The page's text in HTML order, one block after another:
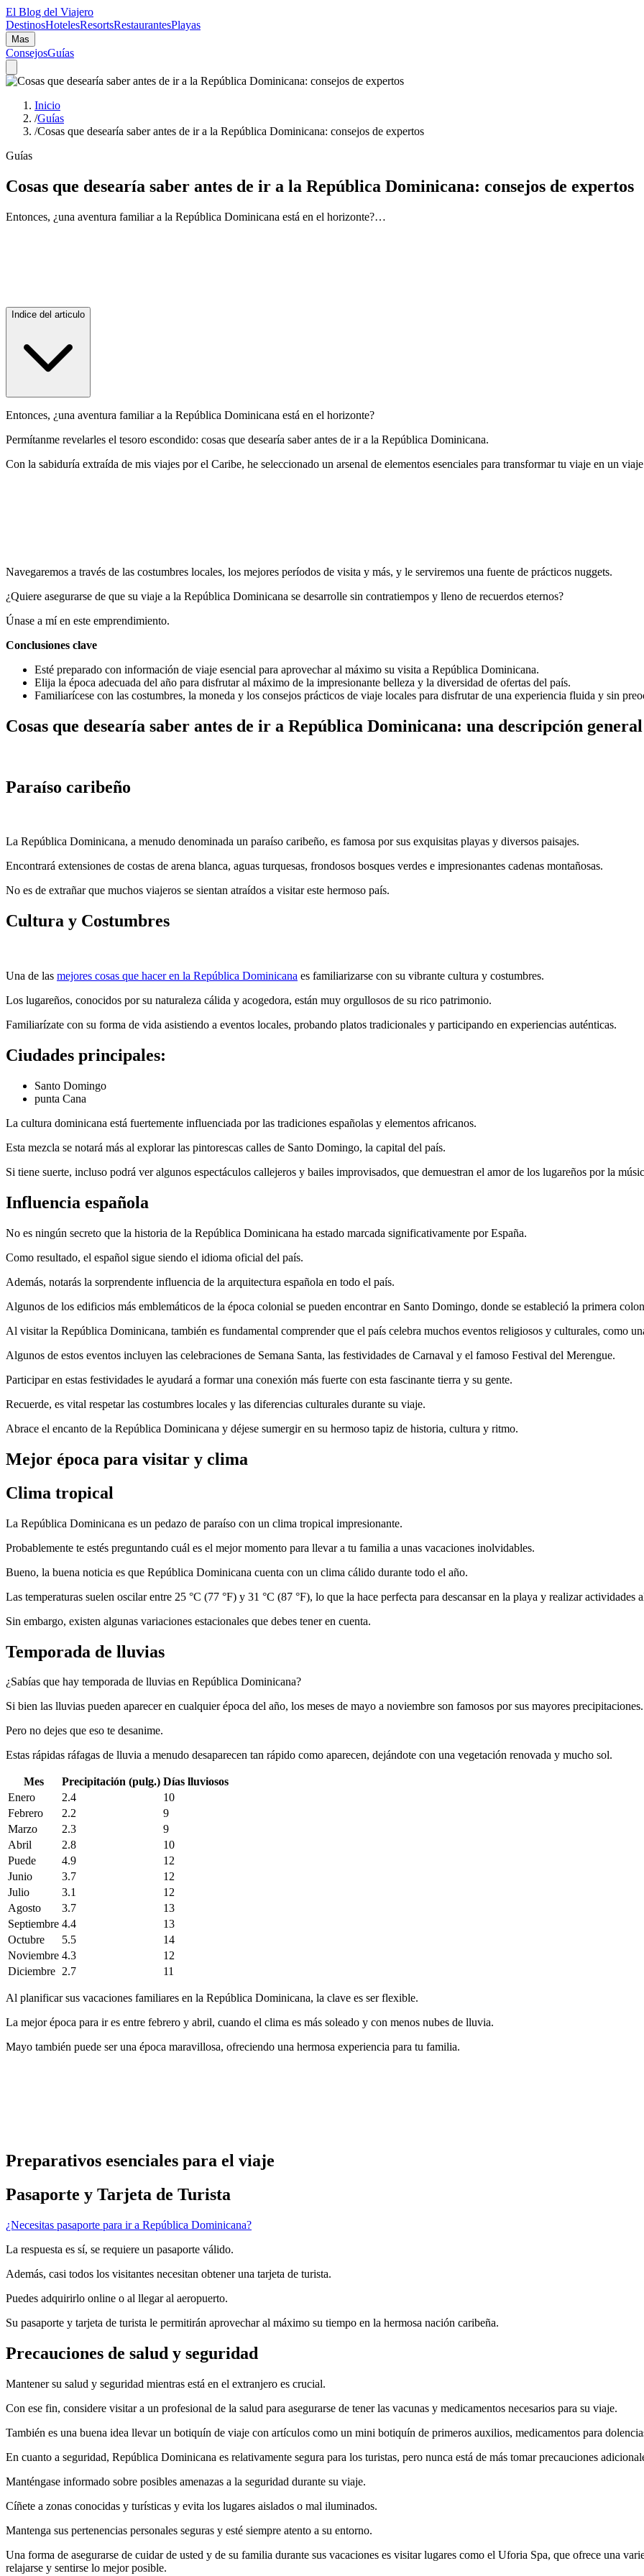
El Blog del Viajero
DestinosHotelesResortsRestaurantesPlayas
Mas
ConsejosGuías
Inicio
/Guías
/Cosas que desearía saber antes de ir a la República Dominicana: consejos de expertos
Guías
Cosas que desearía saber antes de ir a la República Dominicana: consejos de expertos
Entonces, ¿una aventura familiar a la República Dominicana está en el horizonte?…
Indice del articulo
Entonces, ¿una aventura familiar a la República Dominicana está en el horizonte?
Permítanme revelarles el tesoro escondido: cosas que desearía saber antes de ir a la República Dominicana.
Con la sabiduría extraída de mis viajes por el Caribe, he seleccionado un arsenal de elementos esenciales para transformar tu viaje en un
Navegaremos a través de las costumbres locales, los mejores períodos de visita y más, y le serviremos una fuente de prácticos nuggets.
¿Quiere asegurarse de que su viaje a la República Dominicana se desarrolle sin contratiempos y lleno de recuerdos eternos?
Únase a mí en este emprendimiento.
Conclusiones clave
Esté preparado con información de viaje esencial para aprovechar al máximo su visita a República Dominicana.
Elija la época adecuada del año para disfrutar al máximo de la impresionante belleza y la diversidad de ofertas del país.
Familiarícese con las costumbres, la moneda y los consejos prácticos de viaje locales para disfrutar de una experiencia fluida y sin
Cosas que desearía saber antes de ir a República Dominicana: una descripción general
Paraíso caribeño
La República Dominicana, a menudo denominada un paraíso caribeño, es famosa por sus exquisitas playas y diversos paisajes.
Encontrará extensiones de costas de arena blanca, aguas turquesas, frondosos bosques verdes e impresionantes cadenas montañosas.
No es de extrañar que muchos viajeros se sientan atraídos a visitar este hermoso país.
Cultura y Costumbres
Una de las mejores cosas que hacer en la República Dominicana es familiarizarse con su vibrante cultura y costumbres.
Los lugareños, conocidos por su naturaleza cálida y acogedora, están muy orgullosos de su rico patrimonio.
Familiarízate con su forma de vida asistiendo a eventos locales, probando platos tradicionales y participando en experiencias auténticas.
Ciudades principales:
Santo Domingo
punta Cana
La cultura dominicana está fuertemente influenciada por las tradiciones españolas y elementos africanos.
Esta mezcla se notará más al explorar las pintorescas calles de Santo Domingo, la capital del país.
Si tiene suerte, incluso podrá ver algunos espectáculos callejeros y bailes improvisados, que demuestran el amor de los lugareños por la
Influencia española
No es ningún secreto que la historia de la República Dominicana ha estado marcada significativamente por España.
Como resultado, el español sigue siendo el idioma oficial del país.
Además, notarás la sorprendente influencia de la arquitectura española en todo el país.
Algunos de los edificios más emblemáticos de la época colonial se pueden encontrar en Santo Domingo, donde se estableció la primera
Al visitar la República Dominicana, también es fundamental comprender que el país celebra muchos eventos religiosos y culturales, como
Algunos de estos eventos incluyen las celebraciones de Semana Santa, las festividades de Carnaval y el famoso Festival del Merengue.
Participar en estas festividades le ayudará a formar una conexión más fuerte con esta fascinante tierra y su gente.
Recuerde, es vital respetar las costumbres locales y las diferencias culturales durante su viaje.
Abrace el encanto de la República Dominicana y déjese sumergir en su hermoso tapiz de historia, cultura y ritmo.
Mejor época para visitar y clima
Clima tropical
La República Dominicana es un pedazo de paraíso con un clima tropical impresionante.
Probablemente te estés preguntando cuál es el mejor momento para llevar a tu familia a unas vacaciones inolvidables.
Bueno, la buena noticia es que República Dominicana cuenta con un clima cálido durante todo el año.
Las temperaturas suelen oscilar entre 25 °C (77 °F) y 31 °C (87 °F), lo que la hace perfecta para descansar en la playa y realizar actividades
Sin embargo, existen algunas variaciones estacionales que debes tener en cuenta.
Temporada de lluvias
¿Sabías que hay temporada de lluvias en República Dominicana?
Si bien las lluvias pueden aparecer en cualquier época del año, los meses de mayo a noviembre son famosos por sus mayores precipitaciones.
Pero no dejes que eso te desanime.
Estas rápidas ráfagas de lluvia a menudo desaparecen tan rápido como aparecen, dejándote con una vegetación renovada y mucho sol.
Mes Precipitación (pulg.) Días lluviosos
Enero
2.4
10
Febrero
2.2
9
Marzo
2.3
9
Abril
2.8
10
Puede
4.9
12
Junio
3.7
12
Julio
3.1
12
Agosto
3.7
13
Septiembre 4.4
13
Octubre
5.5
14
Noviembre 4.3
12
Diciembre 2.7 11
Al planificar sus vacaciones familiares en la República Dominicana, la clave es ser flexible.
La mejor época para ir es entre febrero y abril, cuando el clima es más soleado y con menos nubes de lluvia.
Mayo también puede ser una época maravillosa, ofreciendo una hermosa experiencia para tu familia.
Preparativos esenciales para el viaje
Pasaporte y Tarjeta de Turista
¿Necesitas pasaporte para ir a República Dominicana?
La respuesta es sí, se requiere un pasaporte válido.
Además, casi todos los visitantes necesitan obtener una tarjeta de turista.
Puedes adquirirlo online o al llegar al aeropuerto.
Su pasaporte y tarjeta de turista le permitirán aprovechar al máximo su tiempo en la hermosa nación caribeña.
Precauciones de salud y seguridad
Mantener su salud y seguridad mientras está en el extranjero es crucial.
Con ese fin, considere visitar a un profesional de la salud para asegurarse de tener las vacunas y medicamentos necesarios para su viaje.
También es una buena idea llevar un botiquín de viaje con artículos como un mini botiquín de primeros auxilios, medicamentos para
En cuanto a seguridad, República Dominicana es relativamente segura para los turistas, pero nunca está de más tomar precauciones
Manténgase informado sobre posibles amenazas a la seguridad durante su viaje.
Cíñete a zonas conocidas y turísticas y evita los lugares aislados o mal iluminados.
Mantenga sus pertenencias personales seguras y esté siempre atento a su entorno.
Una forma de asegurarse de cuidar de usted y de su familia durante sus vacaciones es visitar lugares como el Uforia Spa, que ofrece una
relajarse y sentirse lo mejor posible.